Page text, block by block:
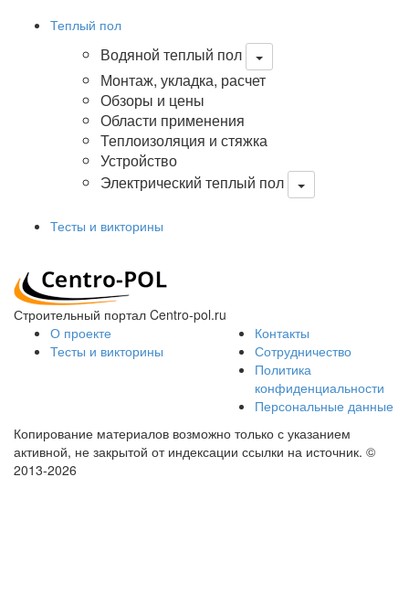
Теплый пол
Водяной теплый пол
Монтаж, укладка, расчет
Обзоры и цены
Области применения
Теплоизоляция и стяжка
Устройство
Электрический теплый пол
Тесты и викторины
Строительный портал Centro-pol.ru
О проекте
Тесты и викторины
Контакты
Сотрудничество
Политика
конфиденциальности
Персональные данные
Копирование материалов возможно только с указанием
активной, не закрытой от индексации ссылки на источник. ©
2013-2026